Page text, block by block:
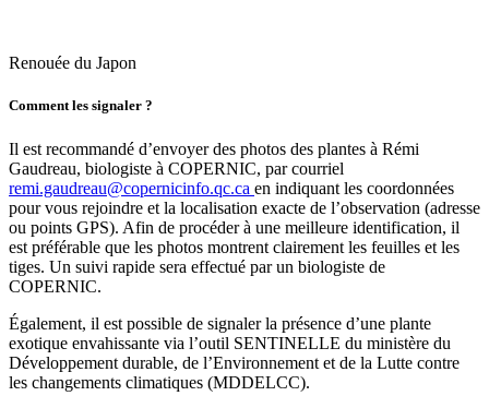
Renouée du Japon
Comment les signaler ?
Il est recommandé d’envoyer des photos des plantes à Rémi
Gaudreau, biologiste à COPERNIC, par courriel
remi.gaudreau@copernicinfo.qc.ca en indiquant les coordonnées
pour vous rejoindre et la localisation exacte de l’observation (adresse
ou points GPS). Afin de procéder à une meilleure identification, il
est préférable que les photos montrent clairement les feuilles et les
tiges. Un suivi rapide sera effectué par un biologiste de
COPERNIC.
Également, il est possible de signaler la présence d’une plante
exotique envahissante via l’outil SENTINELLE du ministère du
Développement durable, de l’Environnement et de la Lutte contre
les changements climatiques (MDDELCC).